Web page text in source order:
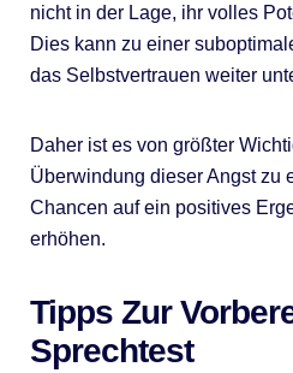
nicht in der Lage, ihr volles
Dies kann zu einer
das Selbstvertrauen weiter
Daher ist es von größter
Überwindung dieser Angst zu
Chancen auf ein positives
erhöhen.
Tipps Zur
Sprechtest